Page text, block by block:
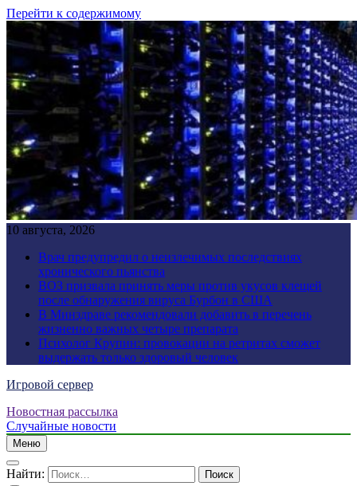
Перейти к содержимому
10 августа, 2026
Врач предупредил о неизлечимых последствиях
хронического пьянства
ВОЗ призвала принять меры против укусов клещей
после обнаружения вируса Бурбон в США
В Минздраве рекомендовали добавить в перечень
жизненно важных четыре препарата
Психолог Крупин: провокации на ретритах сможет
выдержать только здоровый человек
Игровой сервер
Новостная рассылка
Случайные новости
Меню
Найти: